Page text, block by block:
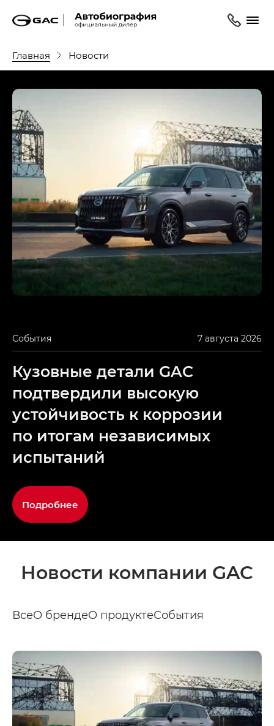
Главная Новости
События 7 августа 2026
Кузовные детали GAC
подтвердили высокую
устойчивость к коррозии
по итогам независимых
испытаний
Подробнее
Новости компании GAC
ВсеО брендеО продуктеСобытия